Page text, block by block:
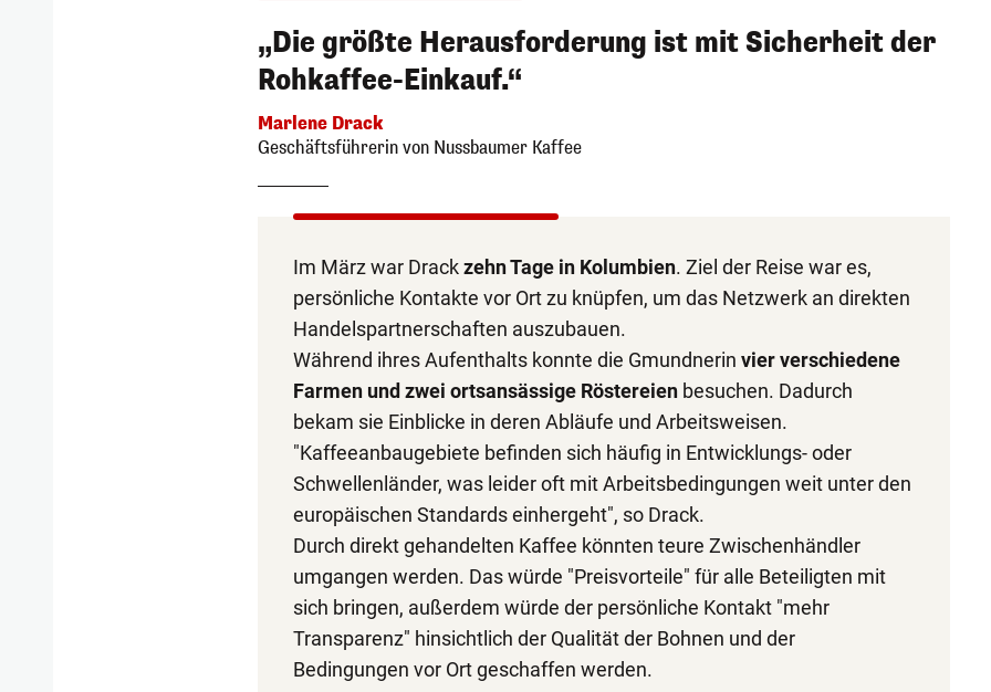
„Die größte Herausforderung ist mit Sicherheit der
Rohkaffee-Einkauf.“
Marlene Drack
Geschäftsführerin von Nussbaumer Kaffee
Im März war Drackzehn Tage in Kolumbien. Ziel der Reise war es,
persönliche Kontakte vor Ort zu knüpfen, um das Netzwerk an direkten
Handelspartnerschaften auszubauen.
Während ihres Aufenthalts konnte die Gmundnerin vier verschiedene
Farmen und zwei ortsansässige Röstereienbesuchen. Dadurch
bekam sie Einblicke in deren Abläufe und Arbeitsweisen.
"Kaffeeanbaugebiete befinden sich häufig in Entwicklungs- oder
Schwellenländer, was leider oft mit Arbeitsbedingungen weit unter den
europäischen Standards einhergeht", so Drack.
Durch direkt gehandelten Kaffee könnten teure Zwischenhändler
umgangen werden. Das würde "Preisvorteile" für alle Beteiligten mit
sich bringen, außerdem würde der persönliche Kontakt "mehr
Transparenz" hinsichtlich der Qualität der Bohnen und der
Bedingungen vor Ort geschaffen werden.